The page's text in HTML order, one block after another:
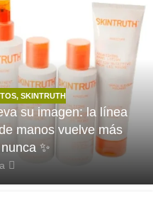
, SKINTRUTH
su imagen: la línea
manos vuelve más
✨